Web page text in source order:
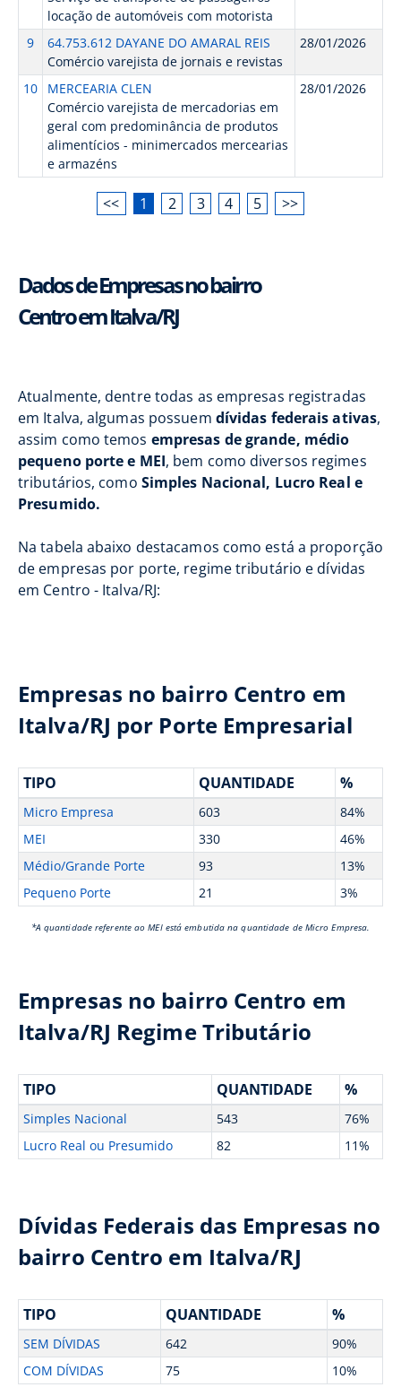
locação de automóveis com motorista
9
64.753.612 DAYANE DO AMARAL REIS
Comércio varejista de jornais e revistas
28/01/2026
10
MERCEARIA CLEN
Comércio varejista de mercadorias em
geral com predominância de produtos
alimentícios - minimercados mercearias
e armazéns
28/01/2026
<< 1 2 3 4 5 >>
Dados de Empresas no bairro
Centro em Italva/RJ
Atualmente, dentre todas as empresas registradas
em Italva, algumas possuem dívidas federais ativas,
assim como temos empresas de grande, médio
pequeno porte e MEI, bem como diversos regimes
tributários, como Simples Nacional, Lucro Real e
Presumido.
Na tabela abaixo destacamos como está a proporção
de empresas por porte, regime tributário e dívidas
em Centro - Italva/RJ:
Empresas no bairro Centro em
Italva/RJ por Porte Empresarial
TIPO QUANTIDADE %
Micro Empresa 603
84%
MEI
330
46%
Médio/Grande Porte
93
13%
Pequeno Porte
21 3%
*A quantidade referente ao MEI está embutida na quantidade de Micro Empresa.
Empresas no bairro Centro em
Italva/RJ Regime Tributário
TIPO QUANTIDADE %
Simples Nacional 543
76%
Lucro Real ou Presumido
82 11%
Dívidas Federais das Empresas no
bairro Centro em Italva/RJ
TIPO QUANTIDADE %
SEM DÍVIDAS 642
90%
COM DÍVIDAS
75 10%